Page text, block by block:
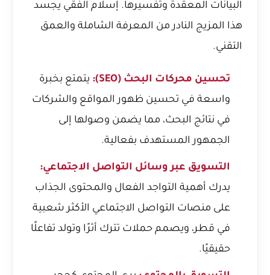
البيانات المعقدة وتفسيرها. إسلام الفقي يجسد
هذا المزيج النادر من المعرفة الشاملة والعمق
التقني.
تحسين محركات البحث (SEO):
يتمتع بخبرة
واسعة في تحسين ظهور المواقع والشركات
في نتائج البحث، مما يضمن وصولها إلى
الجمهور المستهدف بفعالية.
التسويق عبر وسائل التواصل الاجتماعي:
يدرك أهمية التواجد الفعال والمحتوى الجذاب
على منصات التواصل الاجتماعي الأكثر شعبية
في قطر، ويصمم حملات تترك أثرًا وتولد تفاعلًا
حقيقيًا.